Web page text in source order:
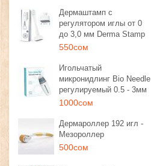
Дермаштамп с
регулятором иглы от 0
до 3,0 мм Derma Stamp
550сом
Игольчатый
микронидлинг Bio Needle
регулируемый 0.5 - 3мм
1000сом
Дермароллер 192 игл -
Мезороллер
500сом